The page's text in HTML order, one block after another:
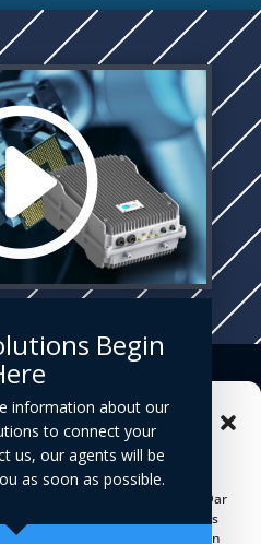
utilizamos tecnologías como
a información del dispositivo. Dar
nos permitirá procesar datos
o identificaciones únicas en
Begin
information about our
to connect your
us, our agents will be
as soon as possible.